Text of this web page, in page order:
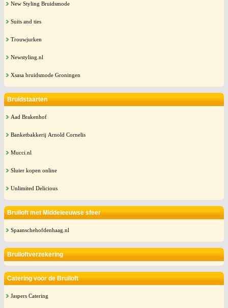
New Styling Bruidsmode
Suits and ties
Trouwjurken
Newstyling.nl
Xsasa bruidsmode Groningen
Bruidstaarten
Aad Brakenhof
Banketbakkerij Arnold Cornelis
Mucci.nl
Sluier kopen online
Unlimited Delicious
Bruiloft met Middeleeuwse sfeer
Spaanschehofdenhaag.nl
Bruiloftverzekering
Catering voor de Bruiloft
Jaspers Catering